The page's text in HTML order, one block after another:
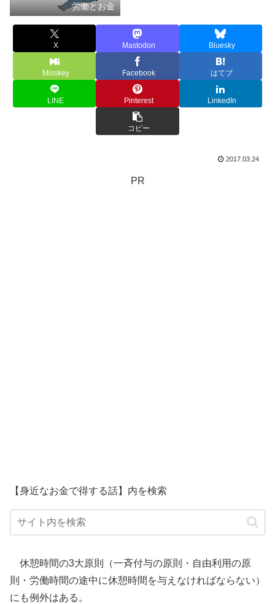
労働とお金
X Mastodon Bluesky
Misskey Facebook はてブ
LINE Pinterest LinkedIn
コピー
2017.03.24
PR
【身近なお金で得する話】内を検索
休憩時間の3大原則（一斉付与の原則・自由利用の原
則・労働時間の途中に休憩時間を与えなければならない）
にも例外はある。